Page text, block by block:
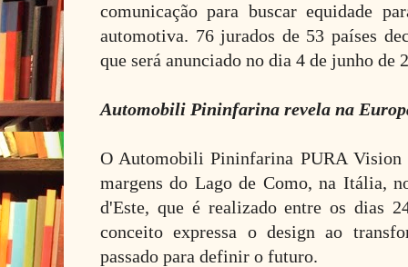
comunicação para buscar equidade
automotiva. 76 jurados de 53 países
que será anunciado no dia 4 de junho de
Automobili Pininfarina revela na
O Automobili Pininfarina PURA Vision
margens do Lago de Como, na Itália,
d'Este, que é realizado entre os dias
conceito expressa o design ao
passado para definir o futuro.